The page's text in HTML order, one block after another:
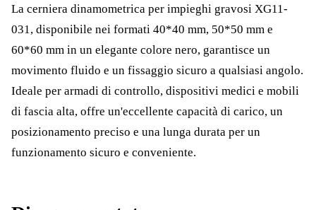
La cerniera dinamometrica per impieghi gravosi XG11-
031, disponibile nei formati 40*40 mm, 50*50 mm e
60*60 mm in un elegante colore nero, garantisce un
movimento fluido e un fissaggio sicuro a qualsiasi angolo.
Ideale per armadi di controllo, dispositivi medici e mobili
di fascia alta, offre un'eccellente capacità di carico, un
posizionamento preciso e una lunga durata per un
funzionamento sicuro e conveniente.